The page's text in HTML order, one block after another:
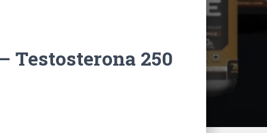
Testosterona 250